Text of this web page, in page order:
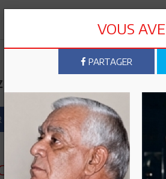
Envoyer à un ami Imprimer
ARTICLE ? PARTAGEZ-LE
TWEETER
CET
VOUS
PARTAGER